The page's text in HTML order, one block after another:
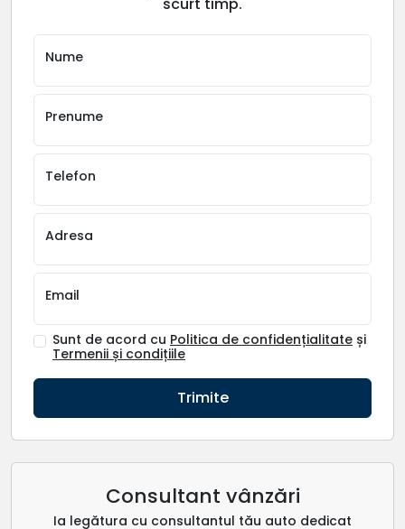
Nume
Prenume
Telefon
Adresa
Email
Sunt de acord cu Politica de confidențialitate și
Termenii și condițiile
Trimite
Consultant vânzări
Ia legătura cu consultantul tău auto dedicat